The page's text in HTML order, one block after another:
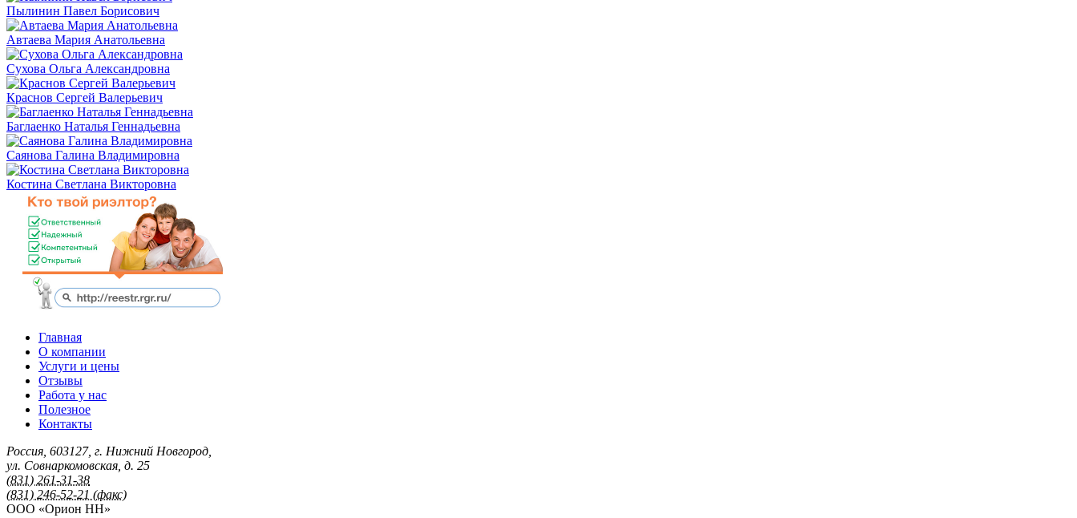
Пылинин Павел Борисович
Автаева Мария Анатольевна
Сухова Ольга Александровна
Краснов Сергей Валерьевич
Баглаенко Наталья Геннадьевна
Саянова Галина Владимировна
Костина Светлана Викторовна
Главная
О компании
Услуги и цены
Отзывы
Работа у нас
Полезное
Контакты
Россия 603127, г. Нижний Новгород
ул. Совнаркомовская, д. 25
(831) 261-31-38
(831) 246-52-21 (факс)
ООО «Орион НН»